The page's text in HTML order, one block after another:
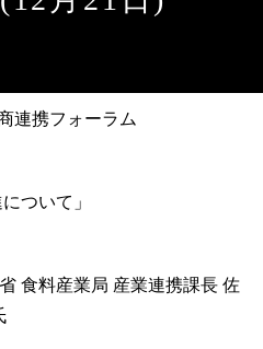
連携フォーラム
ついて」
食料産業局 産業連携課長 佐